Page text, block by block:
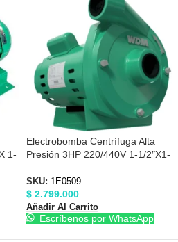
1-
Electrobomba Centrífuga Alta
Presión 3HP 220/440V 1-1/2″X1-
SKU: 1E0509
$ 2.799.000
Añadir Al Carrito
Escríbenos por WhatsApp